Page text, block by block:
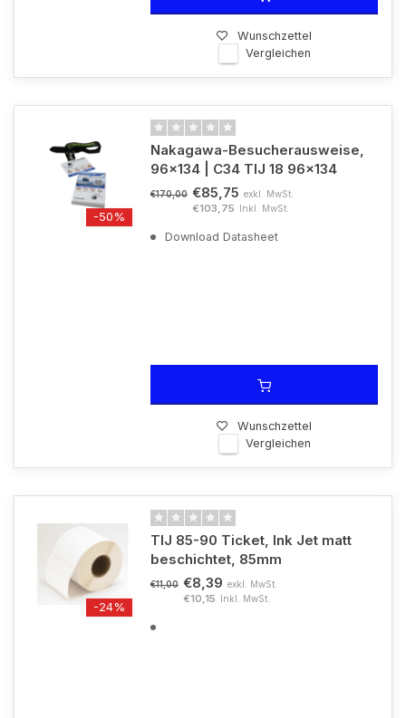
Wunschzettel
Vergleichen
-50%
Nakagawa-Besucherausweise,
96x134 | C34 TIJ 18 96x134
€170,00 €85,75 exkl. MwSt.
€103,75 Inkl. MwSt.
Download Datasheet
Wunschzettel
Vergleichen
-24%
TIJ 85-90 Ticket, Ink Jet matt
beschichtet, 85mm
€11,00 €8,39 exkl. MwSt.
€10,15 Inkl. MwSt.